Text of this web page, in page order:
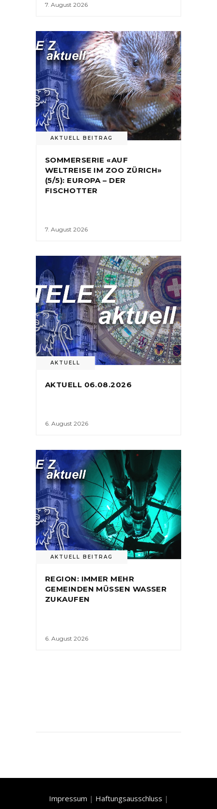
7. August 2026
AKTUELL BEITRAG
SOMMERSERIE «AUF
WELTREISE IM ZOO ZÜRICH»
(5/5): EUROPA – DER
FISCHOTTER
7. August 2026
AKTUELL
AKTUELL 06.08.2026
6. August 2026
AKTUELL BEITRAG
REGION: IMMER MEHR
GEMEINDEN MÜSSEN WASSER
ZUKAUFEN
6. August 2026
Impressum | Haftungsausschluss |